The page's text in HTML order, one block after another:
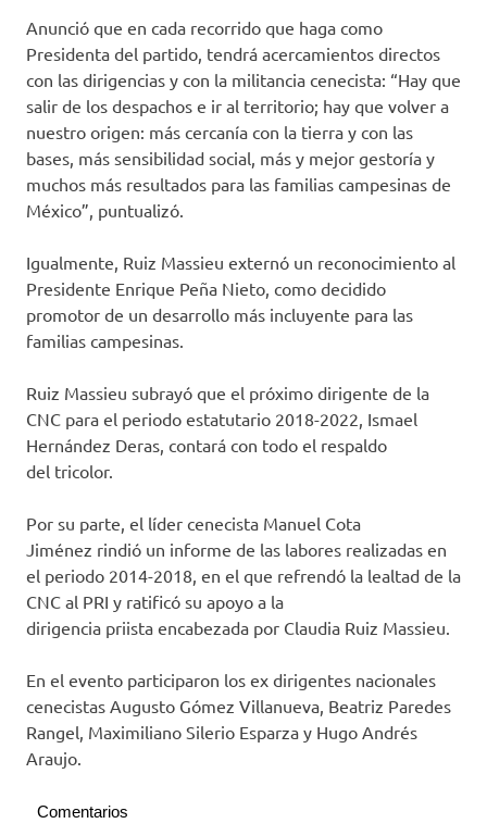
Anunció que en cada recorrido que haga como
Presidenta del partido, tendrá acercamientos directos
con las dirigencias y con la militancia cenecista: “Hay que
salir de los despachos e ir al territorio; hay que volver a
nuestro origen: más cercanía con la tierra y con las
bases, más sensibilidad social, más y mejor gestoría y
muchos más resultados para las familias campesinas de
México”, puntualizó.
Igualmente, Ruiz Massieu externó un reconocimiento al
Presidente Enrique Peña Nieto, como decidido
promotor de un desarrollo más incluyente para las
familias campesinas.
Ruiz Massieu subrayó que el próximo dirigente de la
CNC para el periodo estatutario 2018-2022, Ismael
Hernández Deras, contará con todo el respaldo
del tricolor.
Por su parte, el líder cenecista Manuel Cota
Jiménez rindió un informe de las labores realizadas en
el periodo 2014-2018, en el que refrendó la lealtad de la
CNC al PRI y ratificó su apoyo a la
dirigencia priista encabezada por Claudia Ruiz Massieu.
En el evento participaron los ex dirigentes nacionales
cenecistas Augusto Gómez Villanueva, Beatriz Paredes
Rangel, Maximiliano Silerio Esparza y Hugo Andrés
Araujo.
Comentarios